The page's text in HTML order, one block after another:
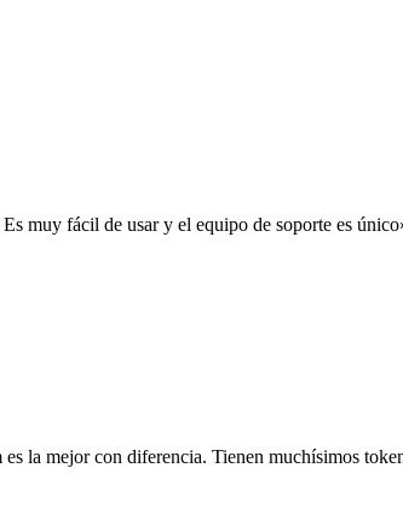
muy fácil de usar y el equipo de soporte es
la mejor con diferencia. Tienen muchísimos